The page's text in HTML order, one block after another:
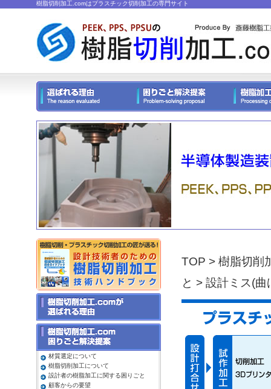
樹脂切削加工.comはプラスチック切削加工の専門サイト
TOP > 樹脂切削
と > 設計ミス(曲
材質選定について
樹脂切削加工について
設計者の樹脂加工に関する困りごと
顧客からの要望